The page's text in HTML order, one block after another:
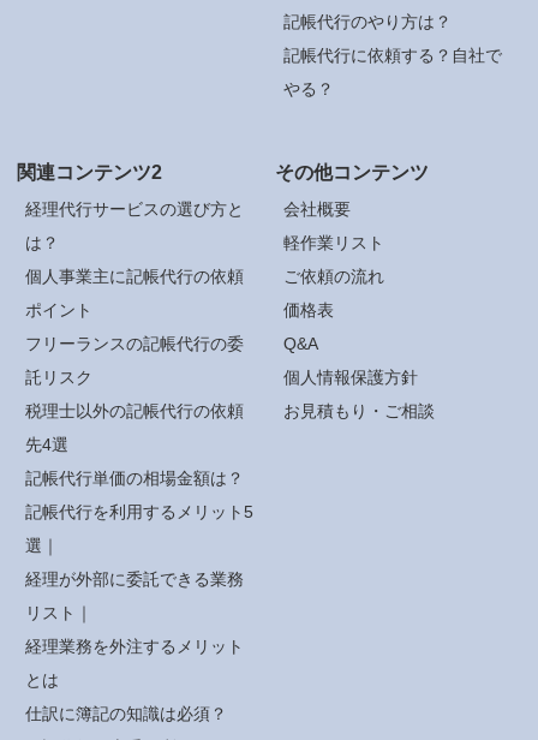
記帳代行のやり方は？
記帳代行に依頼する？自社で
やる？
関連コンテンツ2
経理代行サービスの選び方と
は？
個人事業主に記帳代行の依頼
ポイント
フリーランスの記帳代行の委
託リスク
税理士以外の記帳代行の依頼
先4選
記帳代行単価の相場金額は？
記帳代行を利用するメリット5
選｜
経理が外部に委託できる業務
リスト｜
経理業務を外注するメリット
とは
仕訳に簿記の知識は必須？
その他コンテンツ
会社概要
軽作業リスト
ご依頼の流れ
価格表
Q&A
個人情報保護方針
お見積もり・ご相談